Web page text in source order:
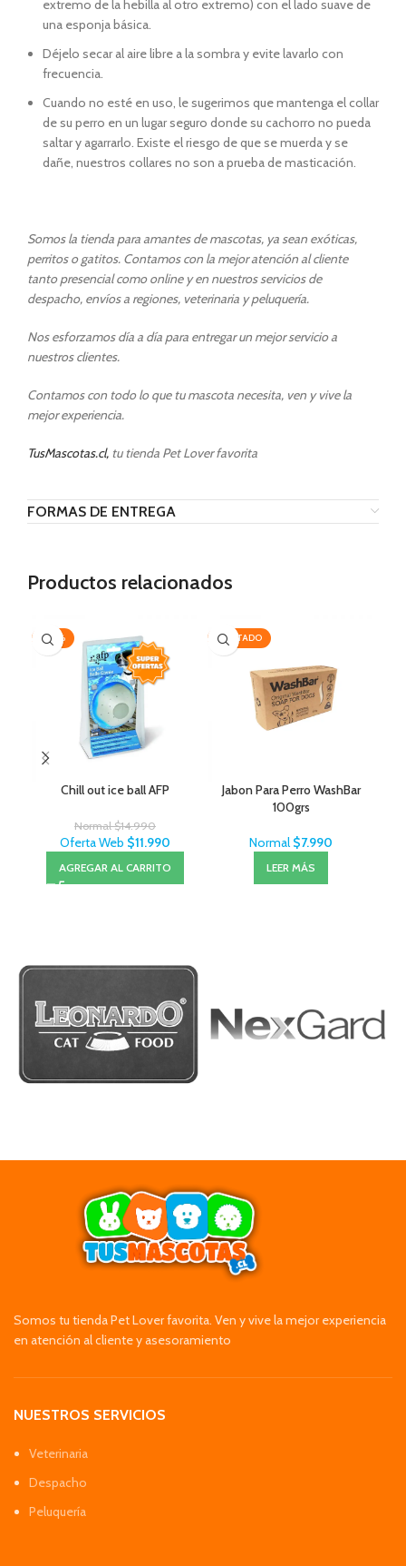
extremo de la hebilla al otro extremo) con el lado suave de
una esponja básica.
Déjelo secar al aire libre a la sombra y evite lavarlo con
frecuencia.
Cuando no esté en uso, le sugerimos que mantenga el collar
de su perro en un lugar seguro donde su cachorro no pueda
saltar y agarrarlo. Existe el riesgo de que se muerda y se
dañe, nuestros collares no son a prueba de masticación.
Somos la tienda para amantes de mascotas, ya sean exóticas,
perritos o gatitos. Contamos con la mejor atención al cliente
tanto presencial como online y en nuestros servicios de
despacho, envíos a regiones, veterinaria y peluquería.
Nos esforzamos día a día para entregar un mejor servicio a
nuestros clientes.
Contamos con todo lo que tu mascota necesita, ven y vive la
mejor experiencia.
TusMascotas.cl, tu tienda Pet Lover favorita
FORMAS DE ENTREGA
Productos relacionados
-20%
Chill out ice ball AFP
Normal$14.990
Oferta Web $11.990
AGREGAR AL CARRITO
AGOTADO
Jabon Para Perro WashBar
100grs
Normal $7.990
LEER MÁS
Somos tu tienda Pet Lover favorita. Ven y vive la mejor experiencia
en atención al cliente y asesoramiento
NUESTROS SERVICIOS
Veterinaria
Despacho
Peluquería